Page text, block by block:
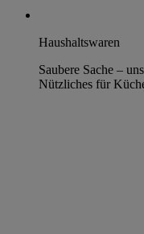
Haushaltswaren
Saubere Sache –
Nützliches für